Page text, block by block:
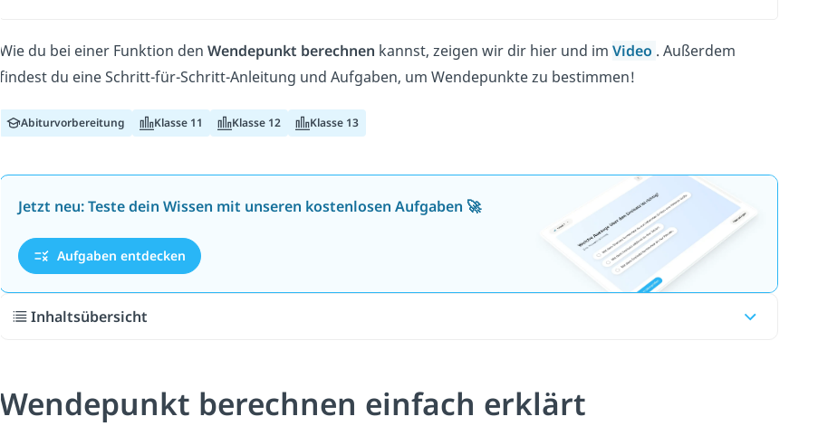
Wie du bei einer Funktion den Wendepunkt berechnen kannst, zeigen wir dir hier und im Video . Außerdem
findest du eine Schritt-für-Schritt-Anleitung und Aufgaben, um Wendepunkte zu bestimmen!
Abiturvorbereitung Klasse 11 Klasse 12 Klasse 13
Jetzt neu: Teste dein Wissen mit unseren kostenlosen Aufgaben 🚀
Aufgaben entdecken
Inhaltsübersicht
Wendepunkt berechnen einfach erklärt